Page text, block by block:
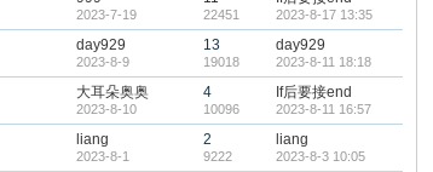
2023-7-19 22451 2023-8-17 13:35
day929
2023-8-9
13
19018
day929
2023-8-11 18:18
大耳朵奥奥
2023-8-10
4
10096
If后要接end
2023-8-11 16:57
liang
2023-8-1
2
9222
liang
2023-8-3 10:05